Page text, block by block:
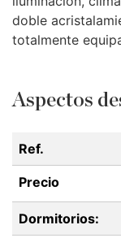
doble
totalmente
Aspectos
Ref.
Precio
Dormitorios: